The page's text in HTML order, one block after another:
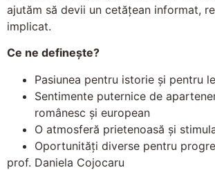
ajutăm să devii un cetățean informat,
implicat.
Ce ne definește?
Pasiunea pentru istorie și pentru
Sentimente puternice de
românesc și european
O atmosferă prietenoasă și
Oportunități diverse pentru
prof. Daniela Cojocaru